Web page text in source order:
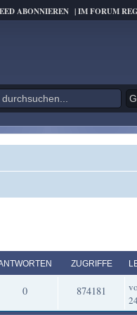
ABONNIEREN |IM FORUM
ZUGRIFFE
0A
n
874181
u
L
e
t